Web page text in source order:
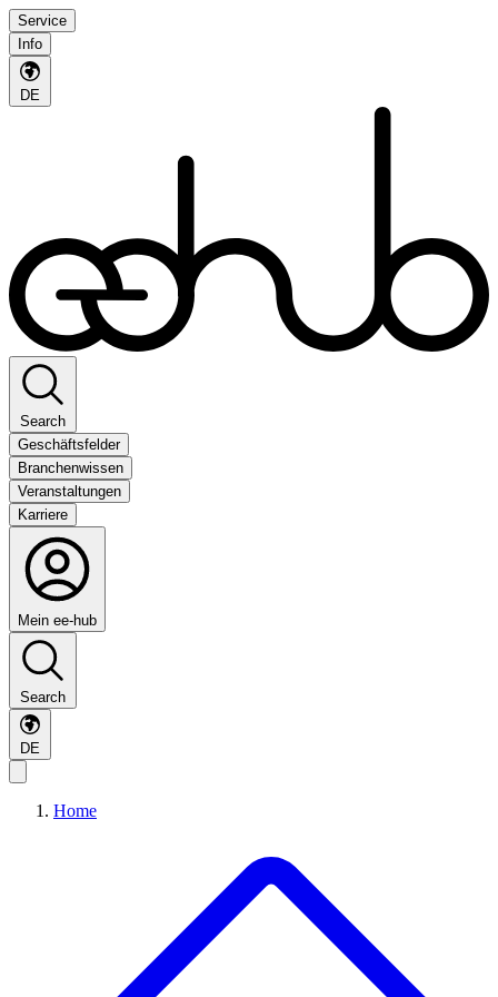
Service
Info
DE
Search
Geschäftsfelder
Branchenwissen
Veranstaltungen
Karriere
Mein ee-hub
Search
DE
Home